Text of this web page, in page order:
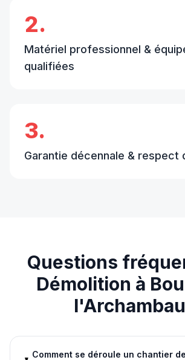
2.
Matériel professionnel &
qualifiées
3.
Garantie décennale & respect
Questions
Démolition à
Comment se déroule un chantier